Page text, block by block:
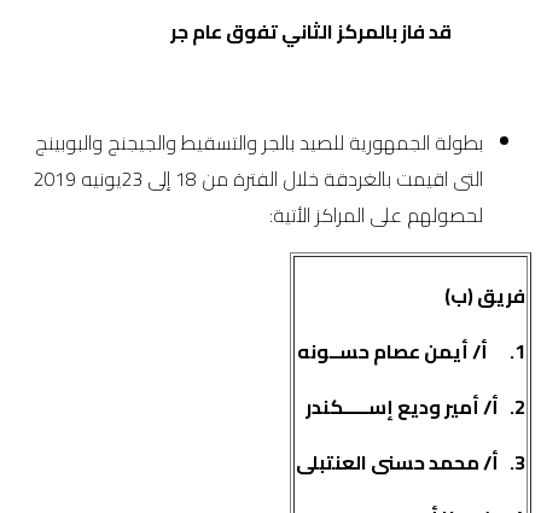
قد فاز بالمركز الثاني تفوق عام جر
بطولة الجمهورية للصيد بالجر والتسقيط والجيجنج والبوبينج
التى اقيمت بالغردقة خلال الفترة من 18 إلى 23يونيه 2019
لحصولهم على المراكز الأتية:
فريق (ب)
1.
أ/ أيمن عصام حســونه
2. أ/ أمير وديع إســـــكندر
3. أ/ محمد حسنى العنتبلى